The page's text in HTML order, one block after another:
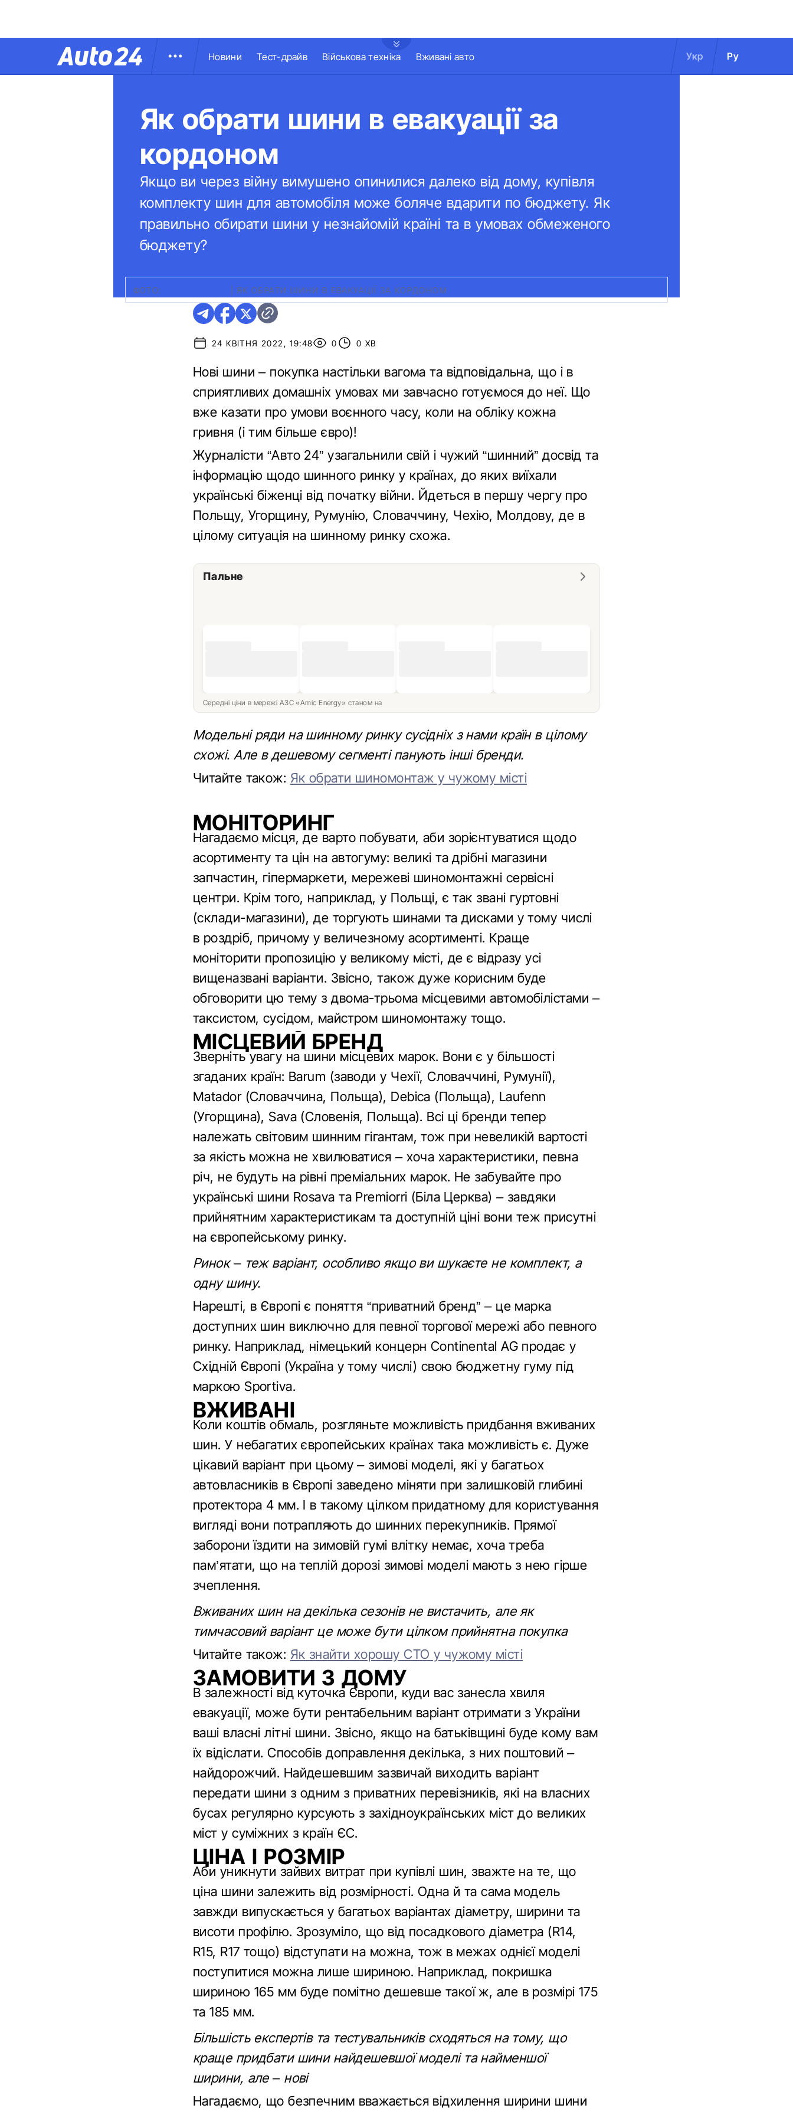
Новини Тест-драйв Військова техніка Вживані авто Укр Ру
Як обрати шини в евакуації за
кордоном
Якщо ви через війну вимушено опинилися далеко від дому, купівля
комплекту шин для автомобіля може боляче вдарити по бюджету. Як
правильно обирати шини у незнайомій країні та в умовах обмеженого
бюджету?
ФОТО: ЯК ОБРАТИ ШИНИ В ЕВАКУАЦІЇ ЗА КОРДОНОМ
24 КВІТНЯ 2022, 19:48 0 0 ХВ
Нові шини – покупка настільки вагома та відповідальна, що і в
сприятливих домашніх умовах ми завчасно готуємося до неї. Що
вже казати про умови воєнного часу, коли на обліку кожна
гривня (і тим більше євро)!
Журналісти “Авто 24” узагальнили свій і чужий “шинний” досвід та
інформацію щодо шинного ринку у країнах, до яких виїхали
українські біженці від початку війни. Йдеться в першу чергу про
Польщу, Угорщину, Румунію, Словаччину, Чехію, Молдову, де в
цілому ситуація на шинному ринку схожа.
Пальне
Середні ціни в мережі АЗС «Amic Energy» станом на
Модельні ряди на шинному ринку сусідніх з нaми крaїн в цілому
схожі. Але в дешевому сегменті панують інші бренди.
Читайте також: Як обрати шиномонтаж у чужому місті
МОНІТОРИНГ
Нагадаємо місця, де варто побувати, аби зорієнтуватися щодо
асортименту та цін на автогуму: великі та дрібні магазини
запчастин, гіпермаркети, мережеві шиномонтажні сервісні
центри. Крім того, наприклад, у Польщі, є так звані гуртовні
(склади-магазини), де торгують шинами та дисками у тому числі
в роздріб, причому у величезному асортименті. Краще
моніторити пропозицію у великому місті, де є відразу усі
вищеназвані варіанти. Звісно, також дуже корисним буде
обговорити цю тему з двома-трьома місцевими автомобілістами –
таксистом, сусідом, майстром шиномонтажу тощо.
МІСЦЕВИЙ БРЕНД
Зверніть увагу на шини місцевих марок. Вони є у більшості
згаданих країн: Barum (заводи у Чехії, Словаччині, Румунії),
Matador (Словаччина, Польща), Debica (Польща), Laufenn
(Угорщина), Sava (Словенія, Польща). Всі ці бренди тепер
належать світовим шинним гігантам, тож при невеликій вартості
за якість можна не хвилюватися – хоча характеристики, певна
річ, не будуть на рівні преміальних марок. Не забувайте про
українські шини Rosava та Premiorrі (Біла Церква) – завдяки
прийнятним характеристикам та доступній ціні вони теж присутні
на європейському ринку.
Ринок – теж варіант, особливо якщо ви шукаєте не комплект, а
одну шину.
Нарешті, в Європі є поняття “приватний бренд” – це марка
доступних шин виключно для певної торгової мережі або певного
ринку. Наприклад, німецький концерн Continental AG продає у
Східній Європі (Українa у тому числі) свою бюджетну гуму під
маркою Sportiva.
ВЖИВАНІ
Коли коштів обмаль, розгляньте можливість придбання вживаних
шин. У небагатих європейських країнах така можливість є. Дуже
цікавий варіант при цьому – зимові моделі, які у багатьох
автовласників в Європі заведено міняти при залишковій глибині
протектора 4 мм. І в такому цілком придатному для користування
вигляді вони потрапляють до шинних перекупників. Прямої
заборони їздити на зимовій гумі влітку немає, хоча треба
пам’ятати, що на теплій дорозі зимові моделі мають з нею гірше
зчеплення.
Вживаних шин на декілька сезонів не вистачить, але як
тимчасовий варіант це може бути цілком прийнятна покупка
Читайте також: Як знайти хорошу СТО у чужому місті
ЗАМОВИТИ З ДОМУ
В залежності від куточка Європи, куди вас занесла хвиля
евакуації, може бути рентабельним варіант отримати з України
ваші власні літні шини. Звісно, якщо на батьківщині буде кому вам
їх відіслати. Способів доправлення декілька, з них поштовий –
найдорожчий. Найдешевшим зазвичай виходить варіант
передати шини з одним з приватних перевізників, які на власних
бусах регулярно курсують з західноукраїнських міст до великих
міст у суміжних з країн ЄС.
ЦІНА І РОЗМІР
Аби уникнути зайвих витрат при купівлі шин, зважте на те, що
ціна шини залежить від розмірності. Одна й та сама модель
завжди випускається у багатьох варіантах діаметру, ширини та
висоти профілю. Зрозуміло, що від посадкового діаметра (R14,
R15, R17 тощо) відступати на можна, тож в межах однієї моделі
поступитися можна лише шириною. Наприклад, покришка
шириною 165 мм буде помітно дешевше такої ж, але в розмірі 175
та 185 мм.
Більшість експертів та тестувальників сходяться на тому, що
краще придбати шини найдешевшої моделі та найменшої
ширини, але – нові
Нагадаємо, що безпечним вважається відхилення ширини шини